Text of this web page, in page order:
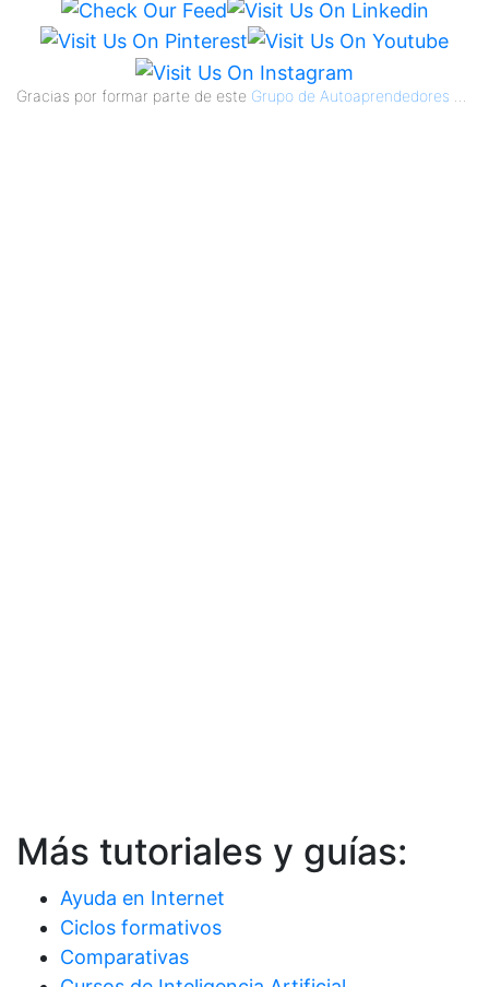
Gracias por formar parte de este Grupo de Autoaprendedores
Más tutoriales y guías:
Ayuda en Internet
Ciclos formativos
Comparativas